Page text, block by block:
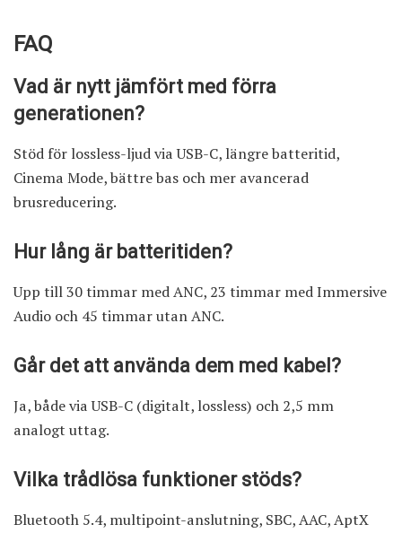
FAQ
Vad är nytt jämfört med förra
generationen?
Stöd för lossless-ljud via USB-C, längre batteritid,
Cinema Mode, bättre bas och mer avancerad
brusreducering.
Hur lång är batteritiden?
Upp till 30 timmar med ANC, 23 timmar med Immersive
Audio och 45 timmar utan ANC.
Går det att använda dem med kabel?
Ja, både via USB-C (digitalt, lossless) och 2,5 mm
analogt uttag.
Vilka trådlösa funktioner stöds?
Bluetooth 5.4, multipoint-anslutning, SBC, AAC, AptX